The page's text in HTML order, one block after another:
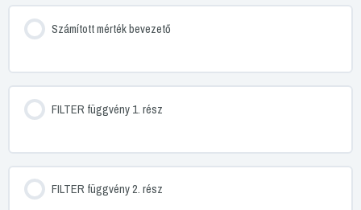
Számított mérték bevezető
FILTER függvény 1. rész
FILTER függvény 2. rész